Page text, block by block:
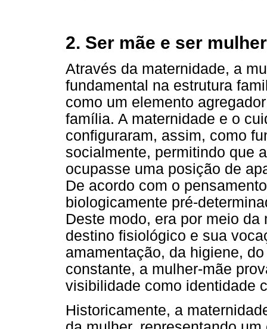
2. Ser mãe e ser mulher
Através da maternidade, a
fundamental na estrutura
como um elemento
família. A maternidade e o
configuraram, assim, como
socialmente, permitindo que
ocupasse uma posição de
De acordo com o
biologicamente pré-
Deste modo, era por meio
destino fisiológico e sua
amamentação, da higiene,
constante, a mulher-mãe
visibilidade como identidade
Historicamente, a